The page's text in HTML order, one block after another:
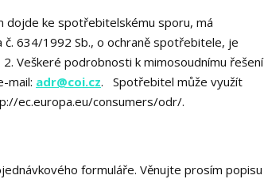
dojde ke spotřebitelskému sporu, má
634/1992 Sb., o ochraně spotřebitele, je
Veškeré podrobnosti k mimosoudnímu řešení
mail: adr@coi.cz. Spotřebitel může využít
ec.europa.eu/consumers/odr/.
formuláře. Věnujte prosím popisu